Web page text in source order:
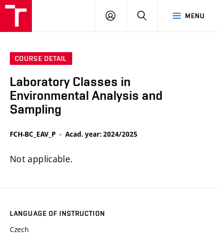
MENU
LOG
SEARCH
COURSE DETAIL
Laboratory Classes in
Environmental Analysis and
Sampling
FCH-BC_EAV_P Acad. year: 2024/2025
Not applicable.
LANGUAGE OF INSTRUCTION
Czech